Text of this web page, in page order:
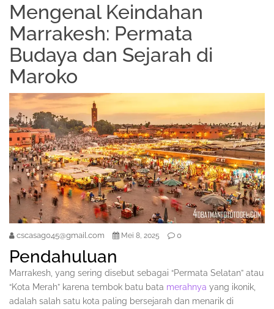
Mengenal Keindahan
Marrakesh: Permata
Budaya dan Sejarah di
Maroko
cscasag045@gmail.com Mei 8, 2025 0
Pendahuluan
Marrakesh, yang sering disebut sebagai “Permata Selatan” atau
“Kota Merah” karena tembok batu bata merahnya yang ikonik,
adalah salah satu kota paling bersejarah dan menarik di